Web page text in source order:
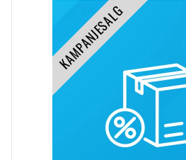
KAMPANJESALG